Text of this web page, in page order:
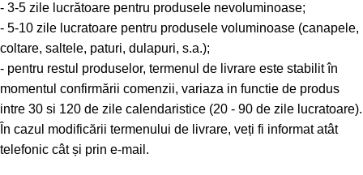
- 3-5 zile lucrătoare pentru produsele nevoluminoase;
- 5-10 zile lucratoare pentru produsele voluminoase (canapele,
coltare, saltele, paturi, dulapuri, s.a.);
- pentru restul produselor, termenul de livrare este stabilit în
momentul confirmării comenzii, variaza in functie de produs
intre 30 si 120 de zile calendaristice (20 - 90 de zile lucratoare).
În cazul modificării termenului de livrare, veți fi informat atât
telefonic cât și prin e-mail.